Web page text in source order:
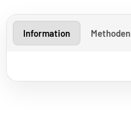
Information Methoden